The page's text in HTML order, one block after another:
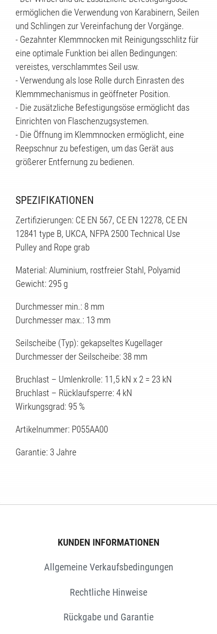
ermöglichen die Verwendung von Karabinern, Seilen
und Schlingen zur Vereinfachung der Vorgänge.
- Gezahnter Klemmnocken mit Reinigungsschlitz für
eine optimale Funktion bei allen Bedingungen:
vereistes, verschlammtes Seil usw.
- Verwendung als lose Rolle durch Einrasten des
Klemmmechanismus in geöffneter Position.
- Die zusätzliche Befestigungsöse ermöglicht das
Einrichten von Flaschenzugsystemen.
- Die Öffnung im Klemmnocken ermöglicht, eine
Reepschnur zu befestigen, um das Gerät aus
größerer Entfernung zu bedienen.
SPEZIFIKATIONEN
Zertifizierungen: CE EN 567, CE EN 12278, CE EN
12841 type B, UKCA, NFPA 2500 Technical Use
Pulley and Rope grab
Material: Aluminium, rostfreier Stahl, Polyamid
Gewicht: 295 g
Durchmesser min.: 8 mm
Durchmesser max.: 13 mm
Seilscheibe (Typ): gekapseltes Kugellager
Durchmesser der Seilscheibe: 38 mm
Bruchlast – Umlenkrolle: 11,5 kN x 2 = 23 kN
Bruchlast – Rücklaufsperre: 4 kN
Wirkungsgrad: 95 %
Artikelnummer: P055AA00
Garantie: 3 Jahre
KUNDEN INFORMATIONEN
Allgemeine Verkaufsbedingungen
Rechtliche Hinweise
Rückgabe und Garantie